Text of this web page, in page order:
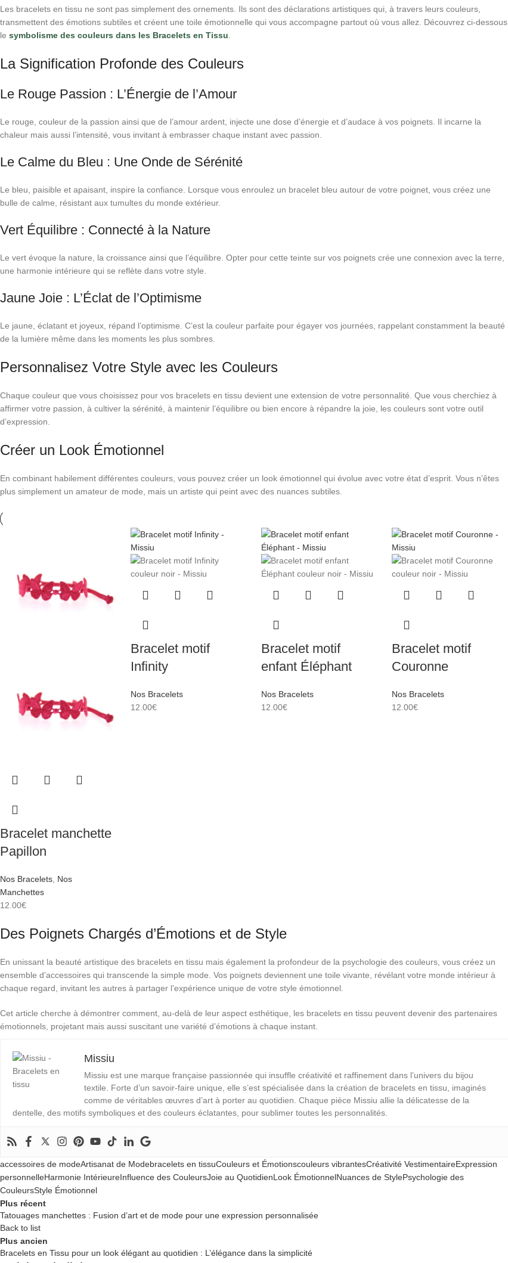
Les bracelets en tissu ne sont pas simplement des ornements. Ils sont des déclarations artistiques qui, à travers leurs couleurs,
transmettent des émotions subtiles et créent une toile émotionnelle qui vous accompagne partout où vous allez. Découvrez ci-dessous
le symbolisme des couleurs dans les Bracelets en Tissu
La Signification Profonde des Couleurs
Le Rouge Passion : L’Énergie de l’Amour
Le rouge, couleur de la passion ainsi que de l’amour ardent, injecte une dose d’énergie et d’audace à vos poignets. Il incarne la
chaleur mais aussi l’intensité, vous invitant à embrasser chaque instant avec passion.
Le Calme du Bleu : Une Onde de Sérénité
Le bleu, paisible et apaisant, inspire la confiance. Lorsque vous enroulez un bracelet bleu autour de votre poignet, vous créez une
bulle de calme, résistant aux tumultes du monde extérieur.
Vert Équilibre : Connecté à la Nature
Le vert évoque la nature, la croissance ainsi que l’équilibre. Opter pour cette teinte sur vos poignets crée une connexion avec la terre,
une harmonie intérieure qui se reflète dans votre style.
Jaune Joie : L’Éclat de l’Optimisme
Le jaune, éclatant et joyeux, répand l’optimisme. C’est la couleur parfaite pour égayer vos journées, rappelant constamment la beauté
de la lumière même dans les moments les plus sombres.
Personnalisez Votre Style avec les Couleurs
Chaque couleur que vous choisissez pour vos bracelets en tissu devient une extension de votre personnalité. Que vous cherchiez à
affirmer votre passion, à cultiver la sérénité, à maintenir l’équilibre ou bien encore à répandre la joie, les couleurs sont votre outil
d’expression.
Créer un Look Émotionnel
En combinant habilement différentes couleurs, vous pouvez créer un look émotionnel qui évolue avec votre état d’esprit. Vous n’êtes
plus simplement un amateur de mode, mais un artiste qui peint avec des nuances subtiles.
Bracelet manchette
Papillon
Nos Bracelets Nos
Manchettes
12.00€
Bracelet motif
Infinity
Nos Bracelets
12.00€
Bracelet motif
enfant Éléphant
Nos Bracelets
12.00€
Bracelet motif
Couronne
Nos Bracelets
12.00€
Des Poignets Chargés d’Émotions et de Style
En unissant la beauté artistique des bracelets en tissu mais également la profondeur de la psychologie des couleurs, vous créez un
ensemble d’accessoires qui transcende la simple mode. Vos poignets deviennent une toile vivante, révélant votre monde intérieur à
chaque regard, invitant les autres à partager l’expérience unique de votre style émotionnel.
Cet article cherche à démontrer comment, au-delà de leur aspect esthétique, les bracelets en tissu peuvent devenir des partenaires
émotionnels, projetant mais aussi suscitant une variété d’émotions à chaque instant.
Missiu
Missiu est une marque française passionnée qui insuffle créativité et raffinement dans l’univers du bijou
textile. Forte d’un savoir-faire unique, elle s’est spécialisée dans la création de bracelets en tissu, imaginés
comme de véritables œuvres d’art à porter au quotidien. Chaque pièce Missiu allie la délicatesse de la
dentelle, des motifs symboliques et des couleurs éclatantes, pour sublimer toutes les personnalités.
accessoires de modeArtisanat de Modebracelets en tissuCouleurs et Émotionscouleurs vibrantesCréativité VestimentaireExpression
personnelleHarmonie IntérieureInfluence des CouleursJoie au QuotidienLook ÉmotionnelNuances de StylePsychologie des
CouleursStyle Émotionnel
Plus récent
Tatouages manchettes : Fusion d’art et de mode pour une expression personnalisée
Back to list
Plus ancien
Bracelets en Tissu pour un look élégant au quotidien : L’élégance dans la simplicité